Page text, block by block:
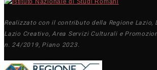
Realizzato con il contributo della Regione Lazio,
Lazio Creativo, Area Servizi Culturali e
n. 24/2019, Piano 2023.